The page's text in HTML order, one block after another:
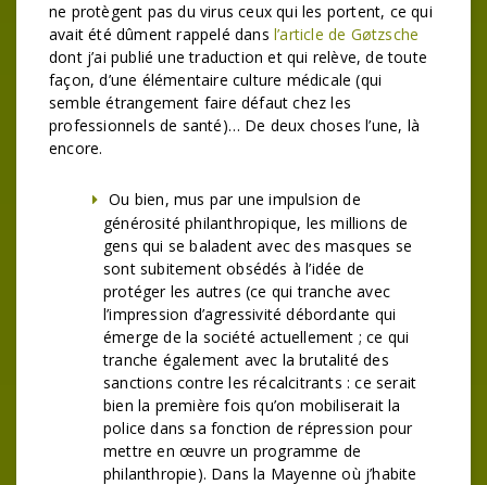
ne protègent pas du virus ceux qui les portent, ce qui
avait été dûment rappelé dans l’article de Gøtzsche
dont j’ai publié une traduction et qui relève, de toute
façon, d’une élémentaire culture médicale (qui
semble étrangement faire défaut chez les
professionnels de santé)… De deux choses l’une, là
encore.
Ou bien, mus par une impulsion de
générosité philanthropique, les millions de
gens qui se baladent avec des masques se
sont subitement obsédés à l’idée de
protéger les autres (ce qui tranche avec
l’impression d’agressivité débordante qui
émerge de la société actuellement ; ce qui
tranche également avec la brutalité des
sanctions contre les récalcitrants : ce serait
bien la première fois qu’on mobiliserait la
police dans sa fonction de répression pour
mettre en œuvre un programme de
philanthropie). Dans la Mayenne où j’habite